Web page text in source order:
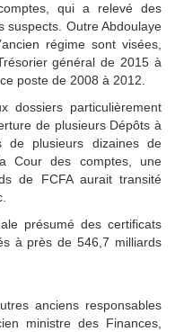
qui a relevé des
suspects. Outre Abdoulaye
régime sont visées,
général de 2015 à
poste de 2008 à 2012.
dossiers particulièrement
de plusieurs Dépôts à
de plusieurs dizaines de
Cour des comptes, une
de FCFA aurait transité
présumé des certificats
à près de 546,7 milliards
anciens responsables
ministre des Finances,